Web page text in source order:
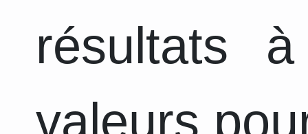
résultats
valeurs